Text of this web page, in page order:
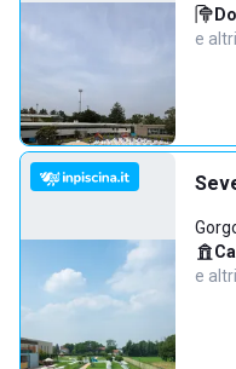
e altri
e altri